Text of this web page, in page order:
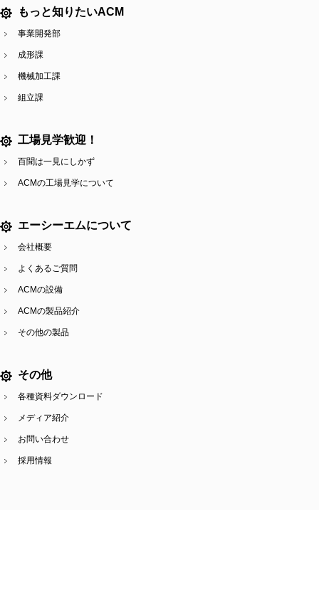
もっと知りたいACM
事業開発部
成形課
機械加工課
組立課
工場見学歓迎！
百聞は一見にしかず
ACMの工場見学について
エーシーエムについて
会社概要
よくあるご質問
ACMの設備
ACMの製品紹介
その他の製品
その他
各種資料ダウンロード
メディア紹介
お問い合わせ
採用情報